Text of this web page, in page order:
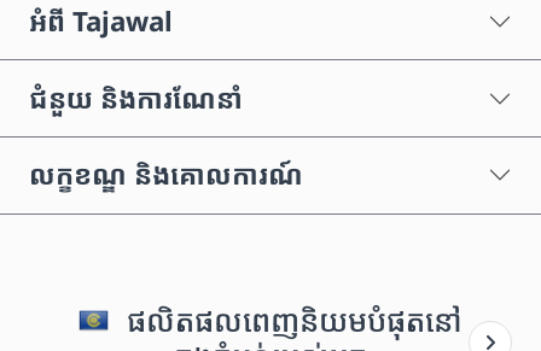
អំពី Tajawal
ជំនួយ និងការណែនាំ
លក្ខខណ្ឌ និងគោលការណ៍
ផលិតផលពេញនិយមបំផុតនៅ